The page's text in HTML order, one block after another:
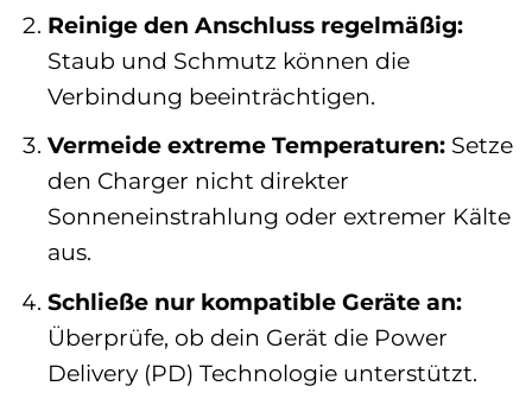
Reinige den Anschluss regelmäßig:
Staub und Schmutz können die
Verbindung beeinträchtigen.
Vermeide extreme Temperaturen: Setze
den Charger nicht direkter
Sonneneinstrahlung oder extremer Kälte
aus.
Schließe nur kompatible Geräte an:
Überprüfe, ob dein Gerät die Power
Delivery (PD) Technologie unterstützt.